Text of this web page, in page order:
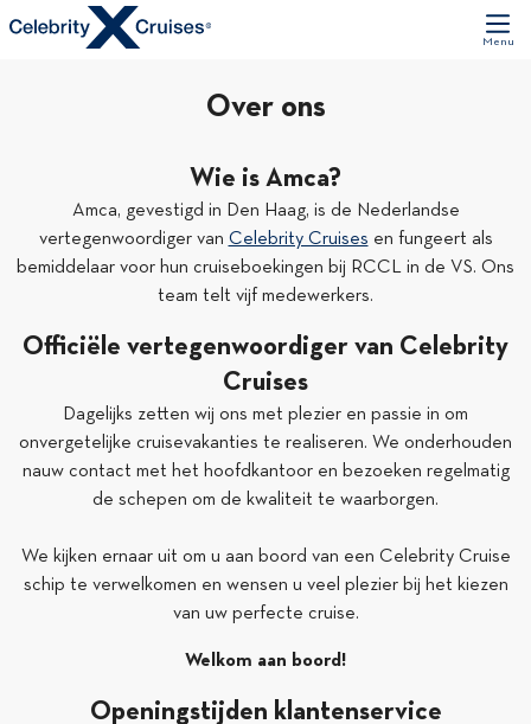
Menu
Over ons
Wie is Amca?
Amca, gevestigd in Den Haag, is de Nederlandse
vertegenwoordiger van Celebrity Cruises en fungeert als
bemiddelaar voor hun cruiseboekingen bij RCCL in de VS. Ons
team telt vijf medewerkers.
Officiële vertegenwoordiger van Celebrity
Cruises
Dagelijks zetten wij ons met plezier en passie in om
onvergetelijke cruisevakanties te realiseren. We onderhouden
nauw contact met het hoofdkantoor en bezoeken regelmatig
de schepen om de kwaliteit te waarborgen.
We kijken ernaar uit om u aan boord van een Celebrity Cruise
schip te verwelkomen en wensen u veel plezier bij het kiezen
van uw perfecte cruise.
Welkom aan boord!
Openingstijden klantenservice